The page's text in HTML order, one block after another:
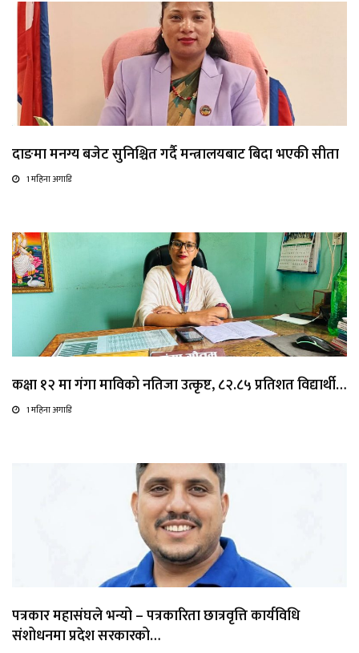
दाङमा मनग्य बजेट सुनिश्चित गर्दै मन्त्रालयबाट बिदा भएकी सीता
1 महिना अगाडि
कक्षा १२ मा गंगा माविको नतिजा उत्कृष्ट, ८२.८५ प्रतिशत विद्यार्थी…
1 महिना अगाडि
पत्रकार महासंघले भन्यो – पत्रकारिता छात्रवृत्ति कार्यविधि
संशोधनमा प्रदेश सरकारको…